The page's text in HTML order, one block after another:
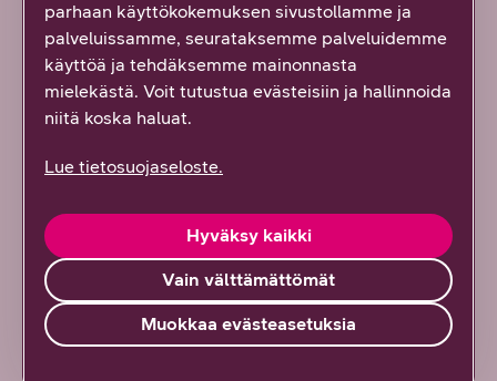
Sota ei pysäytä liiketoimintaa – Pysyykö
yrityksesi toimintakykyisenä kriisin keskellä?
2/2026 Seppo Pekonen
asiakaspalvelu? Helppokäyttöinen
1/2026DNA Yrityksille
Kaikki artikkelit ja blogit
parhaan käyttökokemuksen sivustollamme ja
palveluissamme, seurataksemme palveluidemme
käyttöä ja tehdäksemme mainonnasta
mielekästä. Voit tutustua evästeisiin ja hallinnoida
niitä koska haluat.
Lue tietosuojaseloste.
Vain välttämättömät
Hyväksy kaikki
Muokkaa evästeasetuksia